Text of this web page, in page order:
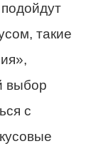
такие
выбор
с